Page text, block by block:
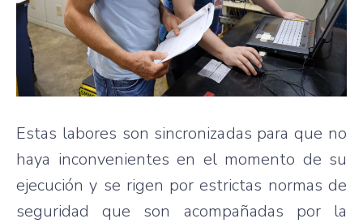
Estas labores son sincronizadas para que no
haya inconvenientes en el momento de su
ejecución y se rigen por estrictas normas de
seguridad que son acompañadas por la